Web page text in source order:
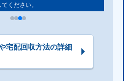
ください。
宅配回収方法の詳細